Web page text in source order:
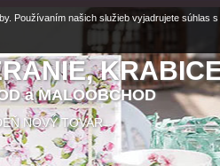
a MALOOBCHOD
NOVÝ TOVAR
Používaním našich služieb vyjadrujete súhlas